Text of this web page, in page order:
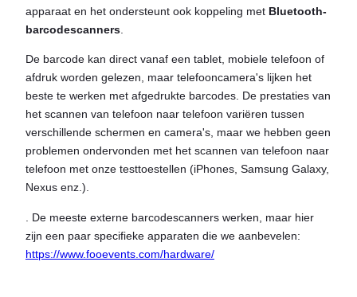
apparaat en het ondersteunt ook koppeling met Bluetooth-
barcodescanners
De barcode kan direct vanaf een tablet, mobiele telefoon of
afdruk worden gelezen, maar telefooncamera's lijken het
beste te werken met afgedrukte barcodes. De prestaties van
het scannen van telefoon naar telefoon variëren tussen
verschillende schermen en camera's, maar we hebben geen
problemen ondervonden met het scannen van telefoon naar
telefoon met onze testtoestellen (iPhones, Samsung Galaxy,
Nexus enz.).
. De meeste externe barcodescanners werken, maar hier
zijn een paar specifieke apparaten die we aanbevelen:
https://www.fooevents.com/hardware/